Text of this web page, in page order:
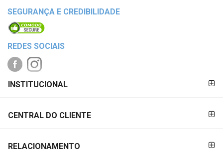
SEGURANÇA E CREDIBILIDADE
REDES SOCIAIS
PAGAMENTO
INSTITUCIONAL
CENTRAL DO CLIENTE
RELACIONAMENTO